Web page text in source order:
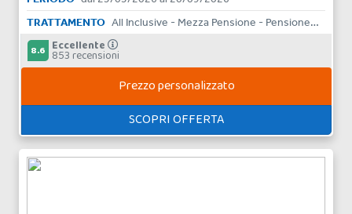
TRATTAMENTO
All Inclusive - Mezza Pensione - Pensione Completa - Bed & Breakfast - Aparthotel
8.6 Eccellente
853 recensioni
Prezzo personalizzato
SCOPRI OFFERTA